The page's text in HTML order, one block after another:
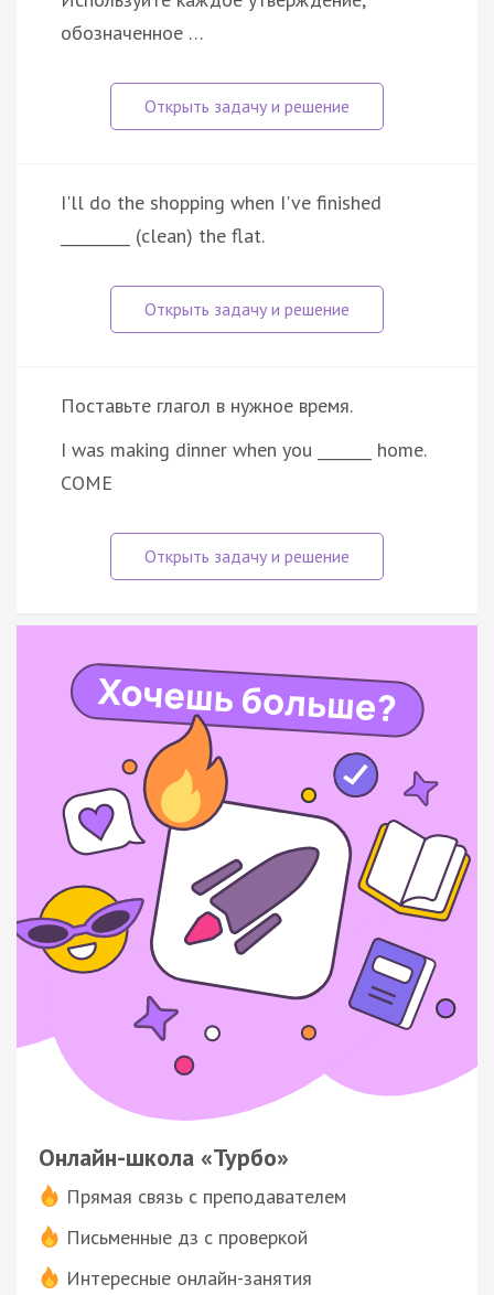
обозначенное …
I'll do the shopping when I've finished
_________ (clean) the flat.
Поставьте глагол в нужное время.
I was making dinner when you _______ home.
COME
Онлайн-школа «Турбо»
Прямая связь с преподавателем
Письменные дз с проверкой
Интересные онлайн-занятия